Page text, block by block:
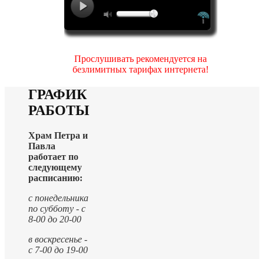
Прослушивать рекомендуется на
безлимитных тарифах интернета!
ГРАФИК
РАБОТЫ
Храм Петра и
Павла
работает по
следующему
расписанию:
с понедельника
по субботу - с
8-00 до 20-00
в воскресенье -
с 7-00 до 19-00